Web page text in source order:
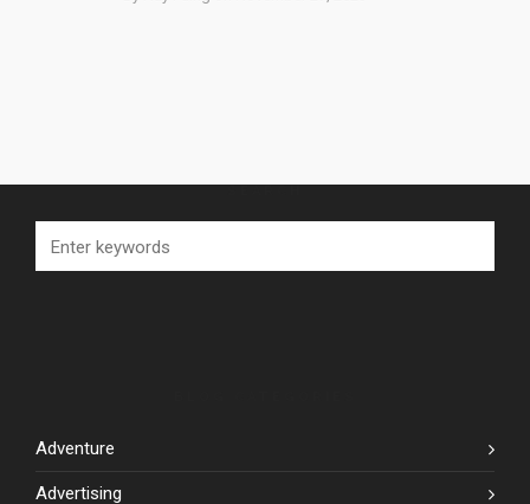
Adventure
Advertising